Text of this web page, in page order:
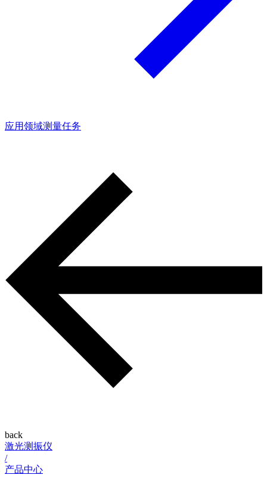
应用领域测量任务
back
激光测振仪
/
产品中心